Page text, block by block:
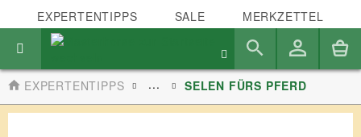
EXPERTENTIPPS SALE MERKZETTEL
EXPERTENTIPPS ... SELEN FÜRS PFERD